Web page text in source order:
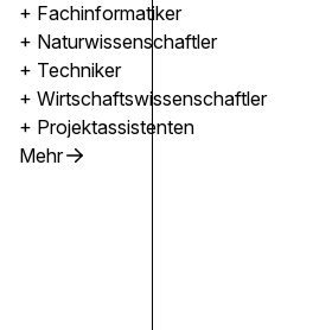
+ Fachinformatiker
+ Naturwissenschaftler
+ Techniker
+ Wirtschaftswissenschaftler
+ Projektassistenten
Mehr